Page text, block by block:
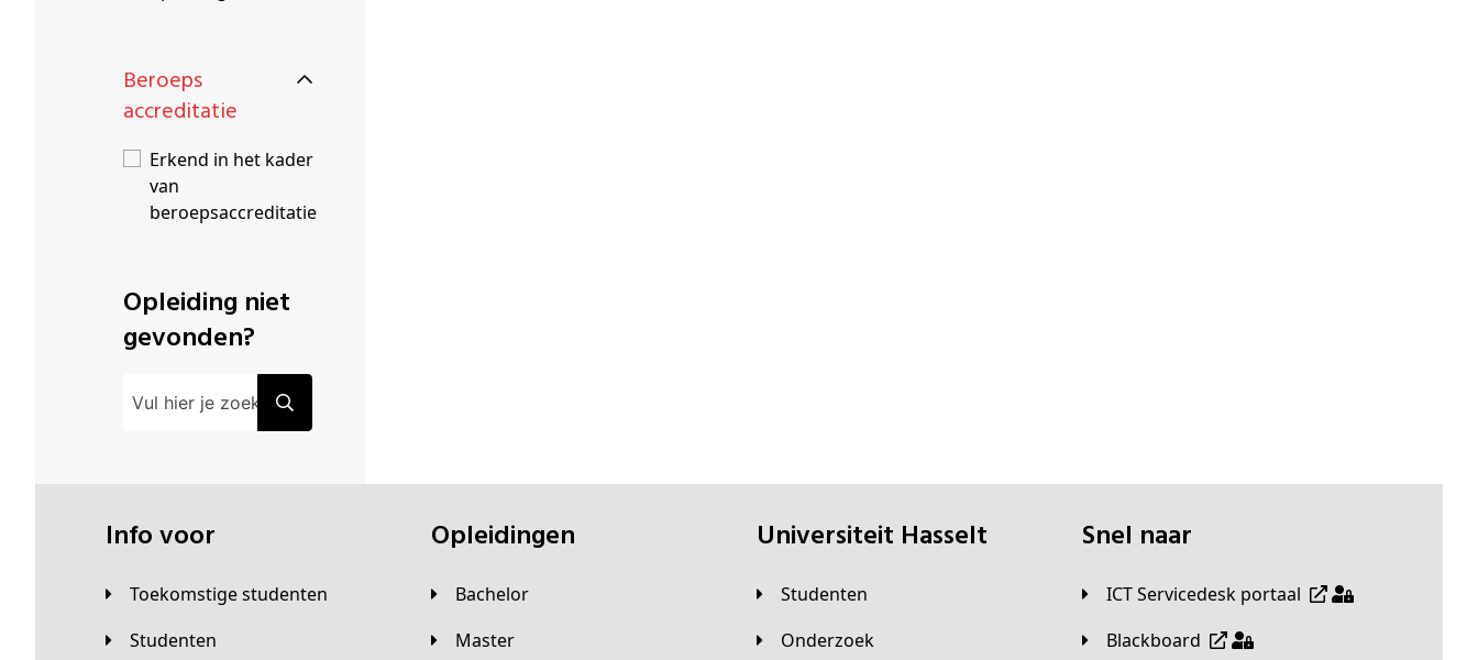
Beroeps
accreditatie
Erkend in het kader
van
beroepsaccreditatie
Opleiding niet
gevonden?
Info voor
Toekomstige studenten
Studenten
Opleidingen
Bachelor
Master
universiteit Hasselt
Studenten
Onderzoek
Snel naar
ICT Servicedesk portaal
Blackboard